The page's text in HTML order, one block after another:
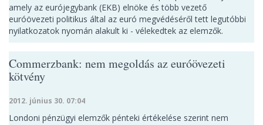
amely az eurójegybank (EKB) elnöke és több vezető
euróövezeti politikus által az euró megvédéséről tett legutóbbi
nyilatkozatok nyomán alakult ki - vélekedtek az elemzők.
Commerzbank: nem megoldás az euróövezeti
kötvény
2012. június 30. 07:04
Londoni pénzügyi elemzők pénteki értékelése szerint nem